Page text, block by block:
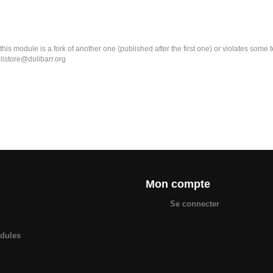
module is a fork of another one (published after the first one) or violates
Mon compte
Se connecter